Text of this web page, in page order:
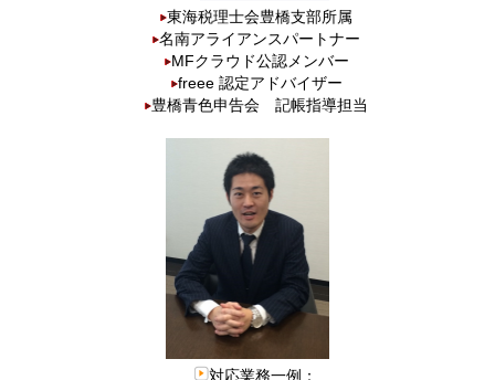
東海税理士会豊橋支部所属
名南アライアンスパートナー
MFクラウド公認メンバー
freee 認定アドバイザー
豊橋青色申告会 記帳指導担当
対応業務一例：